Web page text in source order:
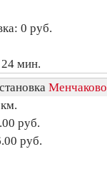
0 руб.
мин.
Менчаково
руб.
руб.